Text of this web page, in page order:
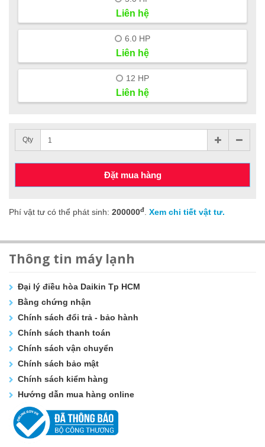
Liên hệ
6.0 HP
Liên hệ
12 HP
Liên hệ
Qty
Đặt mua hàng
Phí vật tư có thể phát sinh: 200000đ Xem chi tiết vật tư.
Thông tin máy lạnh
Đại lý điều hòa Daikin Tp HCM
Bằng chứng nhận
Chính sách đổi trả - bảo hành
Chính sách thanh toán
Chính sách vận chuyển
Chính sách bảo mật
Chính sách kiểm hàng
Hướng dẫn mua hàng online